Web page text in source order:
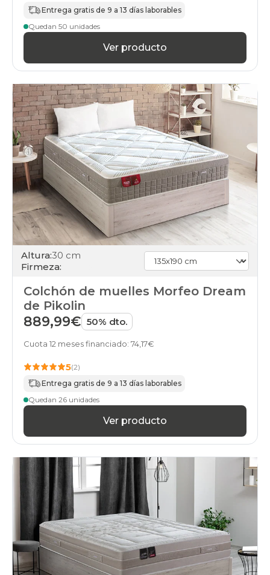
Entrega gratis de 9 a 13 días laborables
Quedan 50 unidades
Ver producto
Altura:30 cm
Firmeza:
Colchón de muelles Morfeo Dream
de Pikolin
889,99€ 50% dto.
Cuota 12 meses financiado: 74,17€
5(2)
Entrega gratis de 9 a 13 días laborables
Quedan 26 unidades
Ver producto